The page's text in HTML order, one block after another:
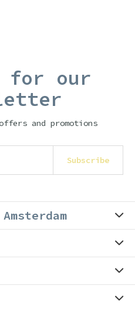
for our
and promotions
Subscribe